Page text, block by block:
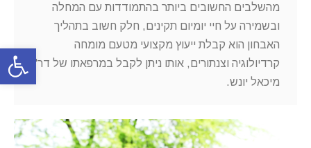
מהשלבים החשובים ביותר בהתמודדות עם המחלה
ובשמירה על חיי יומיום תקינים, חלק חשוב בתהליך
האבחון הוא קבלת ייעוץ מקצועי מטעם מומחה
קרדיולוגיה וצנתורים, אותו ניתן לקבל במרפאתו של דר'
מיכאל יונש.
פתח